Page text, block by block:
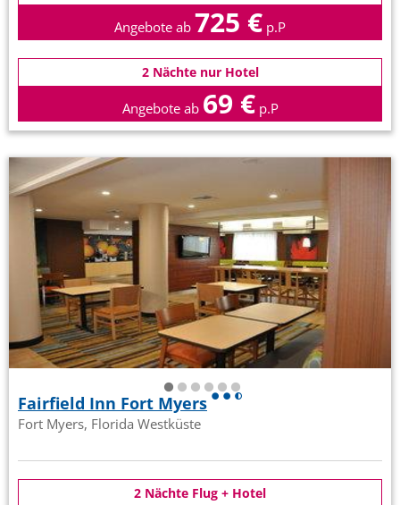
Angebote ab 725 € p.P
2 Nächte nur Hotel
Angebote ab 69 € p.P
Fairfield Inn Fort Myers
Fort Myers, Florida Westküste
2 Nächte Flug + Hotel